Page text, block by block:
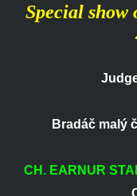
Special show
Bradáč malý
CH. EARNUR